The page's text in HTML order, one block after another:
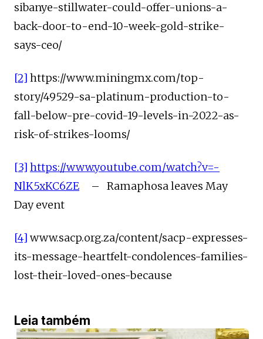
sibanye-stillwater-could-offer-unions-a-
back-door-to-end-10-week-gold-strike-
says-ceo/
[2] https://www.miningmx.com/top-
story/49529-sa-platinum-production-to-
fall-below-pre-covid-19-levels-in-2022-as-
risk-of-strikes-looms/
[3] https://www.youtube.com/watch?v=-
NlK5xKC6ZE – Ramaphosa leaves May
Day event
[4]www.sacp.org.za/content/sacp-expresses-
its-message-heartfelt-condolences-families-
lost-their-loved-ones-because
Leia também